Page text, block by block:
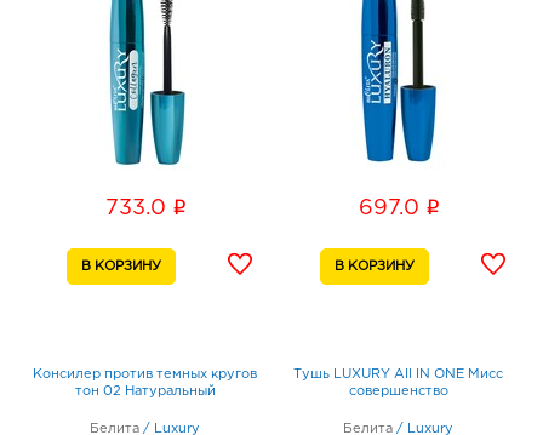
733.0 i 697.0 i
Консилер против темных кругов
тон 02 Натуральный
Белита / Luxury
Тушь LUXURY All IN ONE Мисс
совершенство
Белита / Luxury